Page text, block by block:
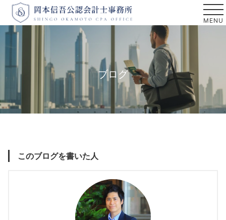
ブログ
このブログを書いた人